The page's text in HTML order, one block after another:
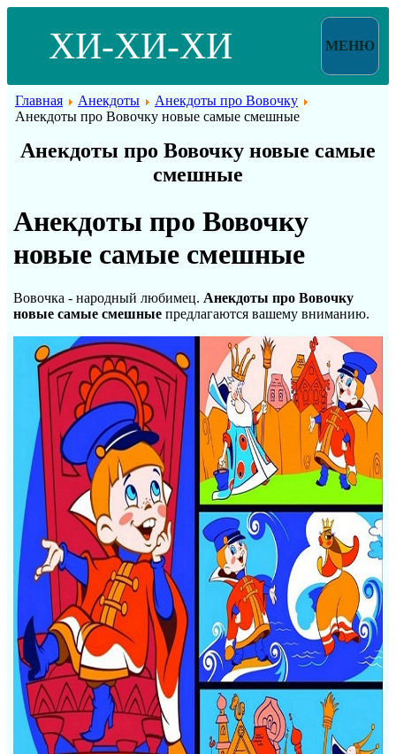
ХИ-ХИ-ХИ МЕНЮ
Главная Анекдоты
Анекдоты про Вовочку
Анекдоты про Вовочку новые самые смешные
Анекдоты про Вовочку новые самые
смешные
Анекдоты про Вовочку
новые самые смешные
Вовочка - народный любимец. Анекдоты про Вовочку
новые самые смешные предлагаются вашему вниманию.